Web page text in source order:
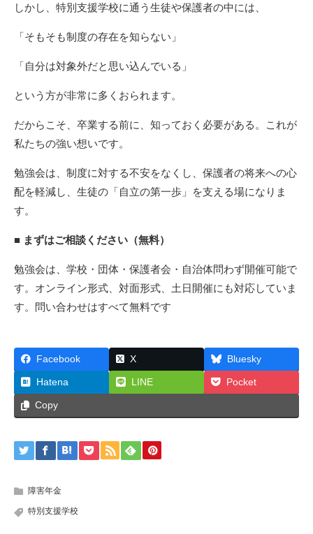
しかし、特別支援学校に通う生徒や保護者の中には、
「そもそも制度の存在を知らない」
「自分は対象外だと思い込んでいる」
という方が非常に多くおられます。
だからこそ、卒業する前に、知っておく必要がある。これが
私たちの強い想いです。
勉強会は、制度に対する不安をなくし、保護者の将来への心
配を軽減し、生徒の「自立の第一歩」を支える場になりま
す。
■ まずはご相談ください（無料）
勉強会は、学校・団体・保護者会・自治体問わず開催可能で
す。オンライン形式、対面形式、土日開催にも対応していま
す。問い合わせはすべて無料です
Facebook X Bluesky
Hatena LINE Pocket
Copy
障害年金
特別支援学校